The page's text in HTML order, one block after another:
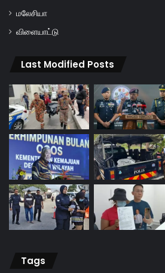
மலேசியா
விளையாட்டு
Last Modified Posts
Tags